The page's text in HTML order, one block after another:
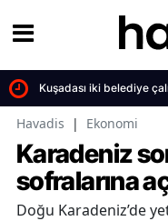
Kuşadası iki belediye
Havadis | Ekonomi
Karadeniz
sofralarına
Doğu Karadeniz’de